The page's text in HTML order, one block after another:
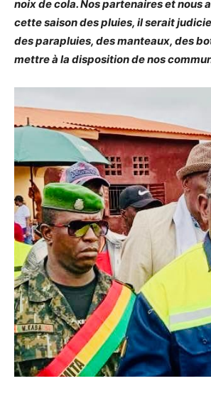
noix de cola. Nos partenaires et nous
cette saison des pluies, il serait
des parapluies, des manteaux, des
mettre à la disposition de nos